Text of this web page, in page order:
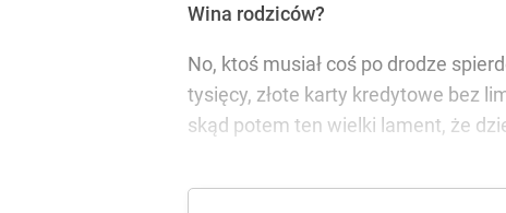
Wina rodziców?
No, ktoś musiał coś po drodze
tysięcy, złote karty kredytowe bez
skąd potem ten wielki lament, że